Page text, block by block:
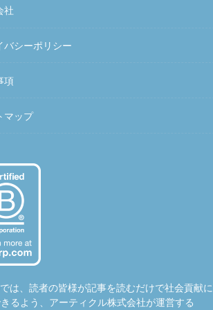
社
バシーポリシー
項
マップ
は、読者の皆様が記事を読むだけで社会貢献に
るよう、アーティクル株式会社が運営する